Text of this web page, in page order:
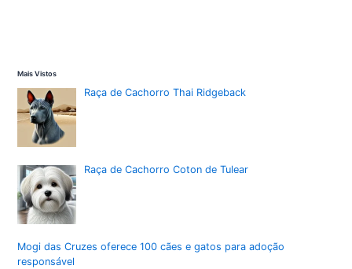
Mais Vistos
Raça de Cachorro Thai Ridgeback
Raça de Cachorro Coton de Tulear
Mogi das Cruzes oferece 100 cães e gatos para adoção
responsável